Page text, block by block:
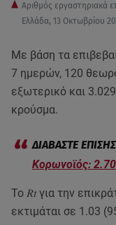
Aριθμός εργαστηριακά
Ελλάδα, 13 Οκτωβρίου
Με βάση τα
7 ημερών, 120
εξωτερικό και
κρούσμα.
Κορωνοϊός:
To 𝑅𝑡 για την
εκτιμάται σε 1.03